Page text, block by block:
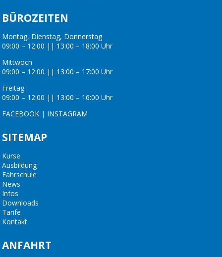
BÜROZEITEN
Montag, Dienstag, Donnerstag
09:00 – 12:00 || 13:00 – 18:00 Uhr
Mittwoch
09:00 – 12:00 || 13:00 – 17:00 Uhr
Freitag
09:00 – 12:00 || 13:00 – 16:00 Uhr
FACEBOOK | INSTAGRAM
SITEMAP
Kurse
Ausbildung
Fahrschule
News
Infos
Downloads
Tarife
Kontakt
ANFAHRT